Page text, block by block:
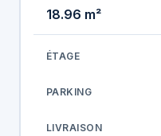
18.96 m²